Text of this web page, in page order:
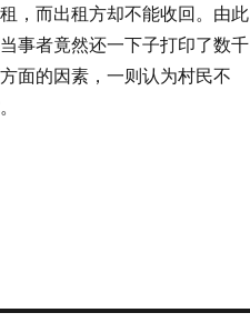
，而出租方却不能收回。由此
事者竟然还一下子打印了数千
面的因素，一则认为村民不